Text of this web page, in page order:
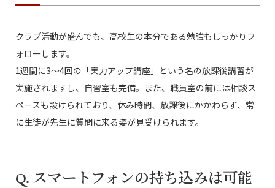
クラブ活動が盛んでも、高校生の本分である勉強もしっかりフ
ォローします。
1週間に3～4回の「実力アップ講座」という名の放課後講習が
実施されますし、自習室も完備。また、職員室の前には相談ス
ペースも設けられており、休み時間、放課後にかかわらず、常
に生徒が先生に質問に来る姿が見受けられます。
Q. スマートフォンの持ち込みは可能